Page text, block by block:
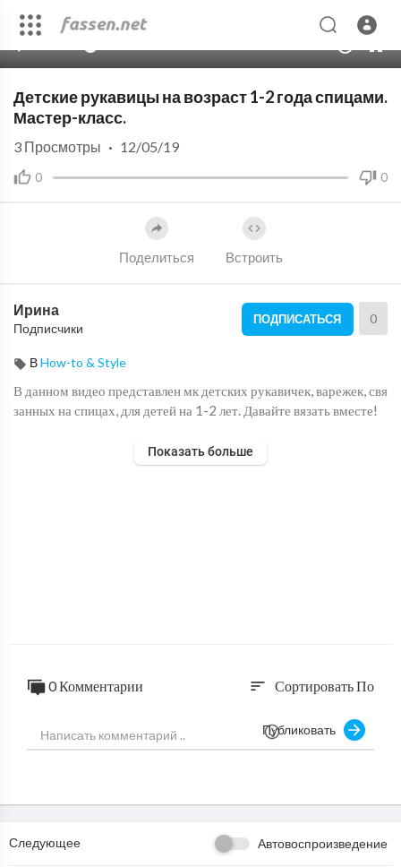
Детские рукавицы на возраст 1-2 года спицами.
Мастер-класс.
0 0
3 Просмотры · 12/05/19
Поделиться Встроить
Ирина
Подписчики
ПОДПИСАТЬСЯ 0
ВHow-to & Style
В данном видео представлен мк детских рукавичек, варежек, свя
занных на спицах, для детей на 1-2 лет. Давайте вязать вместе!
Показать больше
0 Комментарии sort Сортировать По
Публиковать
Следующее Автовоспроизведение